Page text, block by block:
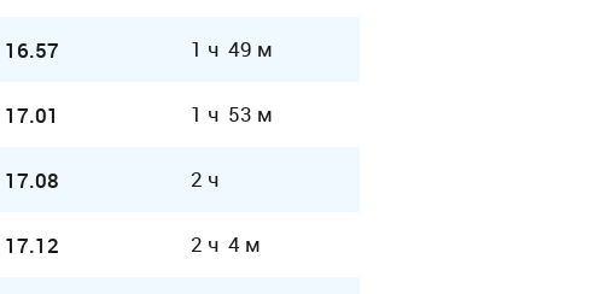
16.57 1 ч 49 м
17.01 1 ч 53 м
17.08 2 ч
17.12 2 ч 4 м